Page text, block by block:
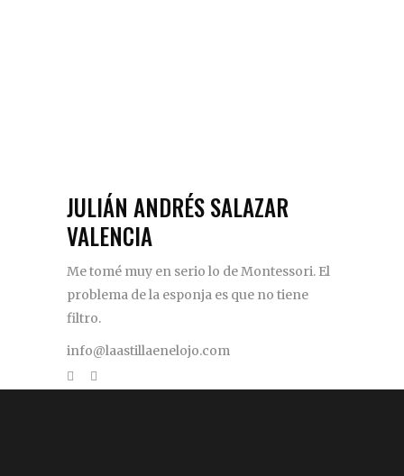
JULIÁN ANDRÉS SALAZAR
VALENCIA
Me tomé muy en serio lo de Montessori. El
problema de la esponja es que no tiene
filtro.
info@laastillaenelojo.com